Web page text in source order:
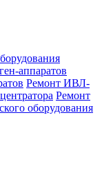
аппаратов
Ремонт ИВЛ-
Ремонт
оборудования